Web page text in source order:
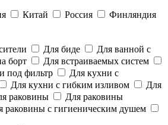
Китай Россия
Финляндия
Для биде
Для ванной с
борт
Для встраиваемых систем
под фильтр
Для кухни с
Для кухни с гибким изливом
Для
раковины
Для раковины
раковины с гигиеническим душем